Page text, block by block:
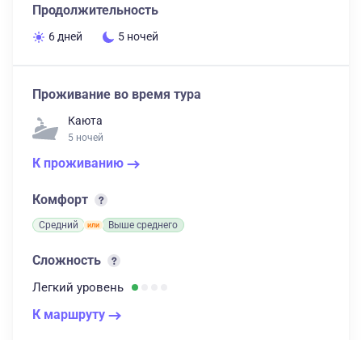
Продолжительность
6 дней 5 ночей
Проживание во время тура
Каюта
5 ночей
К проживанию
Комфорт
Средний Выше среднего
Сложность
Легкий уровень
К маршруту